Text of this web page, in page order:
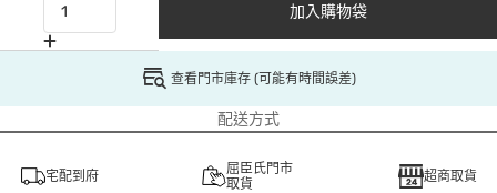
加入購物袋
查看門市庫存 (可能有時間誤差)
配送方式
宅配到府
屈臣氏門市
取貨
超商取貨